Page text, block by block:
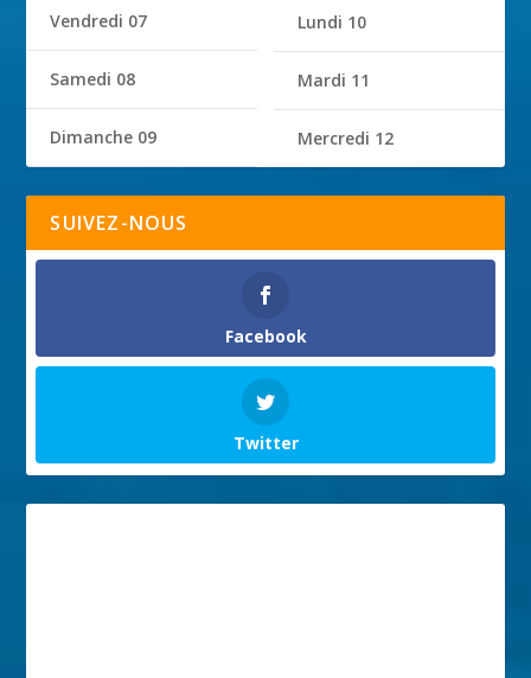
Vendredi 07
Samedi 08
Dimanche 09
Lundi 10
Mardi 11
Mercredi 12
SUIVEZ-NOUS
Facebook
Twitter